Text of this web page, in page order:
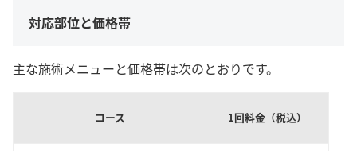
対応部位と価格帯
主な施術メニューと価格帯は次のとおりです。
コース 1回料金（税込）